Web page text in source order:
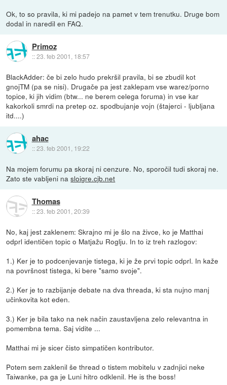
Ok, to so pravila, ki mi padejo na pamet v tem trenutku. Druge bom
dodal in naredil en FAQ.
Primoz
::23. feb 2001, 18:57
BlackAdder: če bi zelo hudo prekršil pravila, bi se zbudil kot
gnojTM (pa se nisi). Drugače pa jest zaklepam vse warez/porno
topice, ki jih vidim (btw... ne berem celega foruma) in vse kar
kakorkoli smrdi na pretep oz. spodbujanje vojn (štajerci - ljubljana
itd....)
ahac
::23. feb 2001, 19:22
Na mojem forumu pa skoraj ni cenzure. No, sporočil tudi skoraj ne.
Zato ste vabljeni nasloigre.cjb.net
Thomas
::23. feb 2001, 20:39
No, kaj jest zaklenem: Skrajno mi je šlo na živce, ko je Matthai
odprl identičen topic o Matjažu Roglju. In to iz treh razlogov:
1.) Ker je to podcenjevanje tistega, ki je že prvi topic odprl. In kaže
na površnost tistega, ki bere "samo svoje".
2.) Ker je to razbijanje debate na dva threada, ki sta nujno manj
učinkovita kot eden.
3.) Ker je bila tako na nek način zaustavljena zelo relevantna in
pomembna tema. Saj vidite ...
Matthai mi je sicer čisto simpatičen kontributor.
Potem sem zaklenil še thread o tistem mobitelu v zadnjici neke
Taiwanke, pa ga je Luni hitro odklenil. He is the boss!